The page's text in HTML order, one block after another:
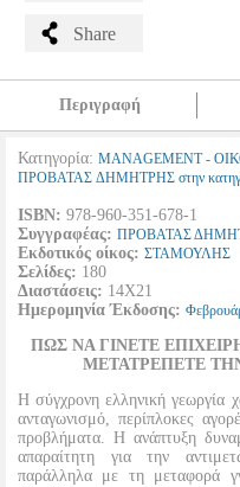
Share
Περιγραφή
Κατηγορία: MANAGEMENT -
ΠΡΟΒΑΤΑΣ ΔΗΜΗΤΡΗΣ στην
ISBN: 978-960-351-678-1
Συγγραφέας: ΠΡΟΒΑΤΑΣ
Εκδοτικός οίκος: ΣΤΑΜΟΥΛΗΣ
Σελίδες: 180
Διαστάσεις: 14Χ21
Ημερομηνία Έκδοσης:
ΠΩΣ ΝΑ ΓΙΝΕΤΕ
ΜΕΤΑΤΡΕΠΕΤΕ
Η σύγχρονη ελληνική γεωργία
ανταγωνισμό, περίπλοκες
προβλήματα. Η ανάπτυξη
απαραίτητη για την
παράλληλα με τη μεταφορά